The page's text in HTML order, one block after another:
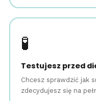
🧪
Testujesz przed
Chcesz sprawdzić jak
zdecydujesz się na